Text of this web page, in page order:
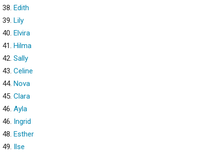
38. Edith
39. Lily
40. Elvira
41. Hilma
42. Sally
43. Celine
44. Nova
45. Clara
46. Ayla
46. Ingrid
48. Esther
49. Ilse